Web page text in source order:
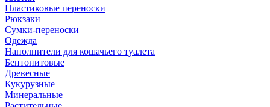
Пластиковые переноски
Рюкзаки
Сумки-переноски
Одежда
Наполнители для кошачьего туалета
Бентонитовые
Древесные
Кукурузные
Минеральные